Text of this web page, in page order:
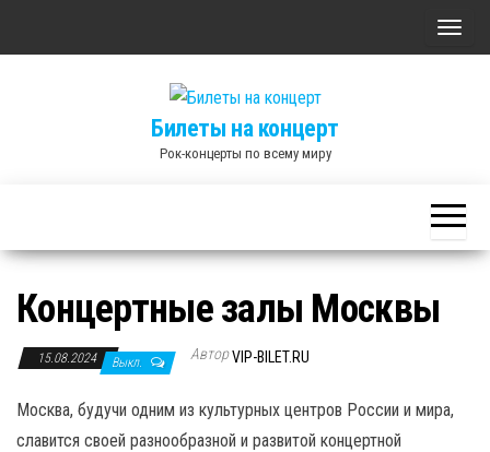
П
т
ь
Билеты на концерт
Рок-концерты по всему миру
Концертные залы Москвы
15.08.2024 Выкл. АвторVIP-BILET.RU
Москва, будучи одним из культурных центров России и мира,
славится своей разнообразной и развитой концертной